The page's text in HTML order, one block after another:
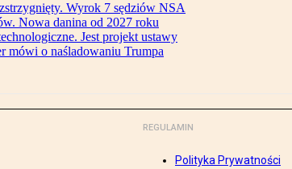
Wyrok 7 sędziów NSA
Nowa danina od 2027 roku
Jest projekt ustawy
mówi o naśladowaniu Trumpa
REGULAMIN
Polityka Prywatności